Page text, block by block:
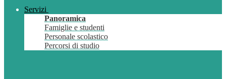
Servizi
Panoramica
Famiglie e studenti
Personale scolastico
Percorsi di studio